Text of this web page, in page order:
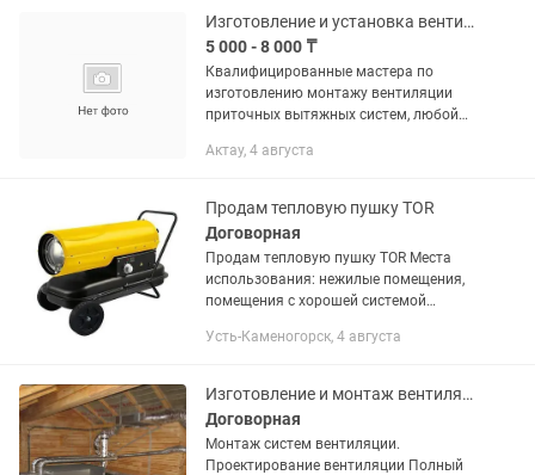
Изготовление и установка вентиляции приточная вытяжная система
5 000 - 8 000 ₸
Квалифицированные мастера по
изготовлению монтажу вентиляции
приточных вытяжных систем, любой
мастера для замеров и обсуждения
Актау, 4 августа
Продам тепловую пушку TOR
Договорная
Продам тепловую пушку TOR Места
использования: нежилые помещения,
помещения с хорошей системой
строительные площадки (сушка бетона
Усть-Каменогорск, 4 августа
Изготовление и монтаж вентиляции. Вентиляция.
Договорная
Монтаж систем вентиляции.
Пpоeктирoвание вентиляции Полный